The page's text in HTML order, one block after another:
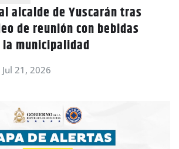
alcalde de Yuscarán tras
de reunión con bebidas
municipalidad
Jul 21, 2026